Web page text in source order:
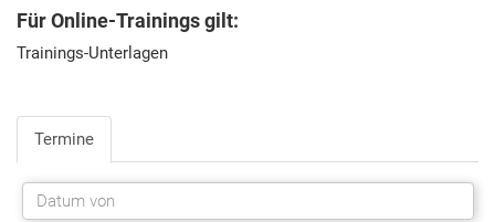
Für Online-Trainings gilt:
Trainings-Unterlagen
Termine